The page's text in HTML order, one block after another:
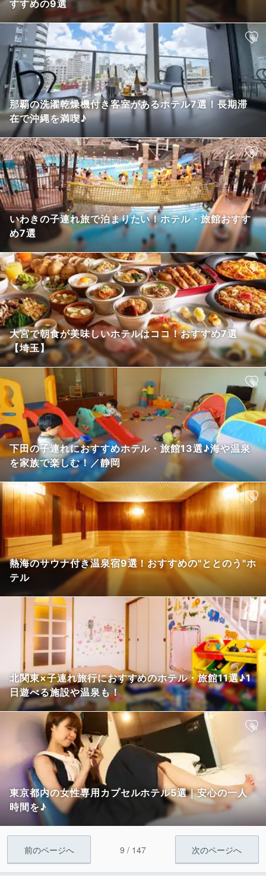
すすめの9選
那覇の洗濯乾燥機付き客室があるホテル7選！長期滞
在で沖縄を満喫♪
いわきの子連れ旅で泊まりたい！ホテル・旅館おすす
め7選
大宮で朝食が美味しいホテルはココ！おすすめ7選
【埼玉】
下田の子連れにおすすめホテル・旅館13選♪海や温泉
を家族で楽しむ！／静岡
熱海のサウナ付き温泉宿9選！おすすめの"ととのう"ホ
テル
北関東×子連れ旅行におすすめのホテル・旅館11選♪1
日遊べる施設や温泉も！
東京都内の女性専用カプセルホテル5選｜安心の一人
時間を♪
前のページへ 9 / 147 次のページへ